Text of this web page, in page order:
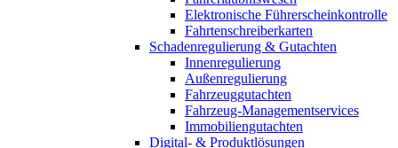
Elektronische Führerscheinkontrolle
Fahrtenschreiberkarten
Schadenregulierung & Gutachten
Innenregulierung
Außenregulierung
Fahrzeuggutachten
Fahrzeug-Managementservices
Immobiliengutachten
Digital- & Produktlösungen